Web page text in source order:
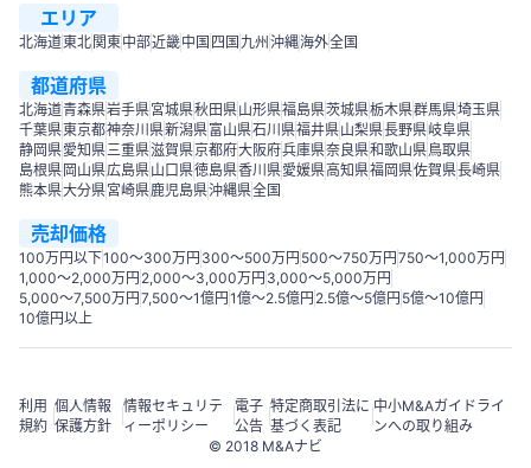
エリア
北海道東北 関東中部近畿中国 四国 九州 沖縄海外全国
都道府県
北海道青森県岩手県宮城県秋田県山形県福島県茨城県栃木県群馬県埼玉県
千葉県東京都神奈川県新潟県富山県石川県福井県山梨県長野県岐阜県
静岡県愛知県三重県滋賀県京都府大阪府兵庫県奈良県和歌山県鳥取県
島根県 岡山県広島県山口県徳島県香川県愛媛県高知県福岡県佐賀県長崎県
熊本県大分県宮崎県鹿児島県沖縄県全国
売却価格
100万円以下100〜300万円 300〜500万円 500～750万円 750〜1,000万円
1,000～2,000万円 2,000～3,000万円 3,000～5,000万円
5,000～7,500万円 7,500～1億円 1億～2.5億円 2.5億～5億円 5億～10億円
10億円以上
利用
規約
個人情報
保護方針
情報セキュリテ
ィーポリシー
電子
公告
特定商取引法に
基づく表記
中小M&Aガイドライ
ンへの取り組み
© 2018 M&Aナビ